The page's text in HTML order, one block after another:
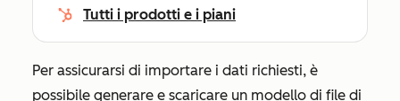
Tutti i prodotti e i piani
Per assicurarsi di importare i dati richiesti, è
possibile generare e scaricare un modello di file di